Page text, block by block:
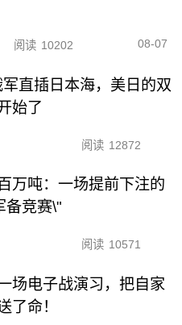
阅读 10202 08-07
直插日本海，美日的双
始了
阅读 12872
万吨：一场提前下注的
备竞赛\"
阅读 10571
场电子战演习，把自家
了命！